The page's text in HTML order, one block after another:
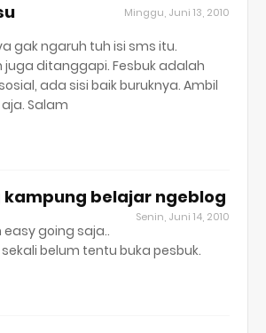
Minggu, Juni 13, 2010
gak ngaruh tuh isi sms itu.
juga ditanggapi. Fesbuk adalah
ada sisi baik buruknya. Ambil
Salam
kampung belajar ngeblog
Senin, Juni 14, 2010
easy going saja..
belum tentu buka pesbuk.